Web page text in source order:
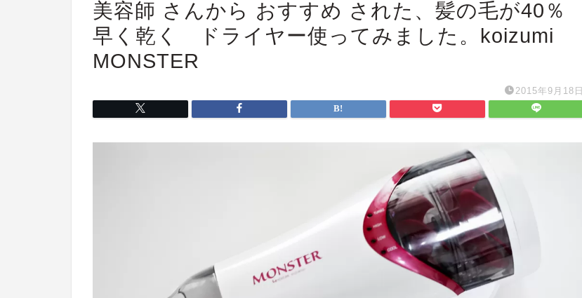
美容師 さんから おすすめ された、髪の毛が40％
早く乾く ドライヤー使ってみました。koizumi
MONSTER
2015年9月18日